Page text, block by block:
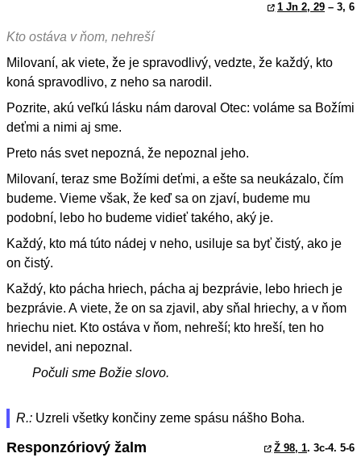
1 Jn 2, 29 – 3, 6
Kto ostáva v ňom, nehreší
Milovaní, ak viete, že je spravodlivý, vedzte, že každý, kto
koná spravodlivo, z neho sa narodil.
Pozrite, akú veľkú lásku nám daroval Otec: voláme sa Božími
deťmi a nimi aj sme.
Preto nás svet nepozná, že nepoznal jeho.
Milovaní, teraz sme Božími deťmi, a ešte sa neukázalo, čím
budeme. Vieme však, že keď sa on zjaví, budeme mu
podobní, lebo ho budeme vidieť takého, aký je.
Každý, kto má túto nádej v neho, usiluje sa byť čistý, ako je
on čistý.
Každý, kto pácha hriech, pácha aj bezprávie, lebo hriech je
bezprávie. A viete, že on sa zjavil, aby sňal hriechy, a v ňom
hriechu niet. Kto ostáva v ňom, nehreší; kto hreší, ten ho
nevidel, ani nepoznal.
Počuli sme Božie slovo.
R.: Uzreli všetky končiny zeme spásu nášho Boha.
Responzóriový žalm Ž 98, 1. 3c-4. 5-6